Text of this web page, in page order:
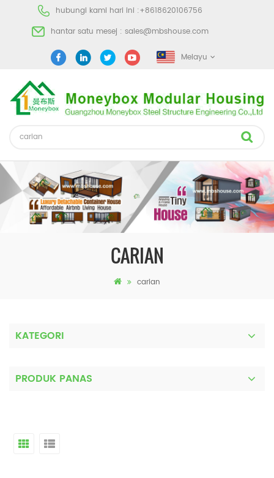
hubungi kami hari ini :+8618620106756
hantar satu mesej : sales@mbshouse.com
Melayu
CARIAN
carian
KATEGORI
PRODUK PANAS